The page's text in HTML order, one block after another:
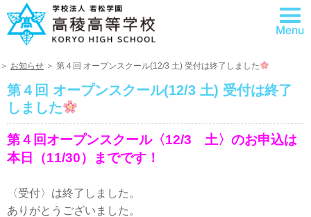
＞ お知らせ ＞ 第４回 オープンスクール(12/3 土) 受付は終了しました
第４回 オープンスクール(12/3 土) 受付は終了
しました
第４回オープンスクール〈12/3 土〉のお申込は
本日（11/30）までです！
〈受付〉は終了しました。
ありがとうございました。